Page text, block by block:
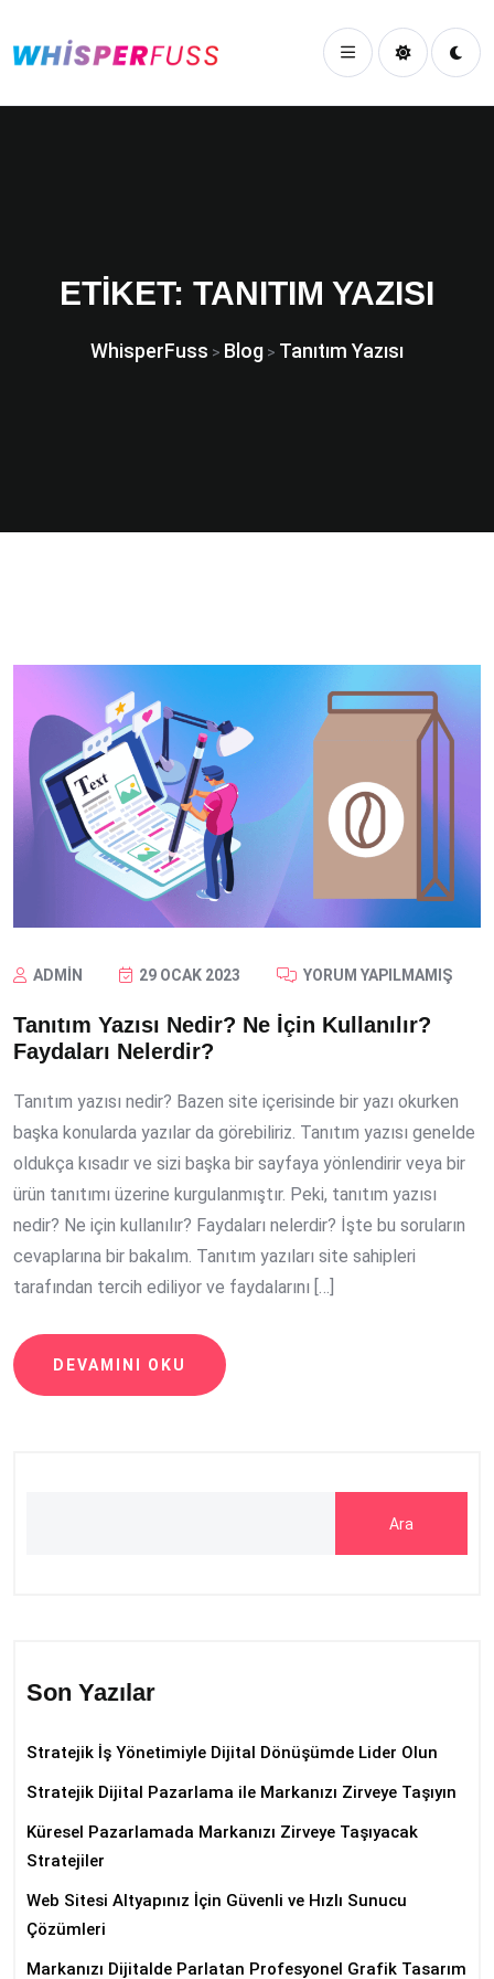
ETIKET: TANITIM YAZISI
WhisperFuss > Blog > Tanıtım Yazısı
ADMIN 29 OCAK 2023 YORUM YAPILMAMIŞ
Tanıtım Yazısı Nedir? Ne İçin Kullanılır?
Faydaları Nelerdir?
Tanıtım yazısı nedir? Bazen site içerisinde bir yazı okurken
başka konularda yazılar da görebiliriz. Tanıtım yazısı genelde
oldukça kısadır ve sizi başka bir sayfaya yönlendirir veya bir
ürün tanıtımı üzerine kurgulanmıştır. Peki, tanıtım yazısı
nedir? Ne için kullanılır? Faydaları nelerdir? İşte bu soruların
cevaplarına bir bakalım. Tanıtım yazıları site sahipleri
tarafından tercih ediliyor ve faydalarını […]
DEVAMINI OKU
Ara
Son Yazılar
Stratejik İş Yönetimiyle Dijital Dönüşümde Lider Olun
Stratejik Dijital Pazarlama ile Markanızı Zirveye Taşıyın
Küresel Pazarlamada Markanızı Zirveye Taşıyacak
Stratejiler
Web Sitesi Altyapınız İçin Güvenli ve Hızlı Sunucu
Çözümleri
Markanızı Dijitalde Parlatan Profesyonel Grafik Tasarım